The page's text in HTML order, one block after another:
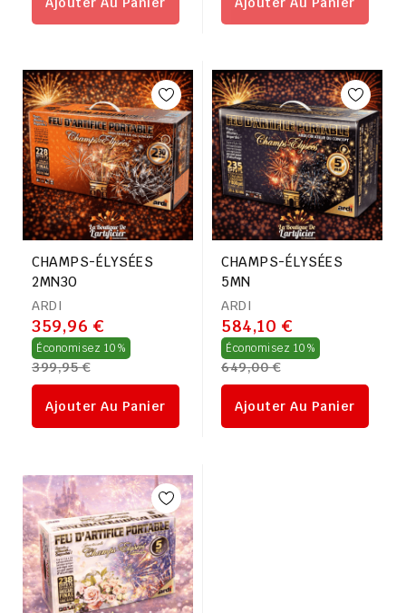
CHAMPS-ÉLYSÉES
2MN30
ARDI
359,96 €
Économisez 10% Prix
régulier
399,95 €
Ajouter Au Panier
CHAMPS-ÉLYSÉES
5MN
ARDI
584,10 €
Économisez 10% Prix
régulier
649,00 €
Ajouter Au Panier